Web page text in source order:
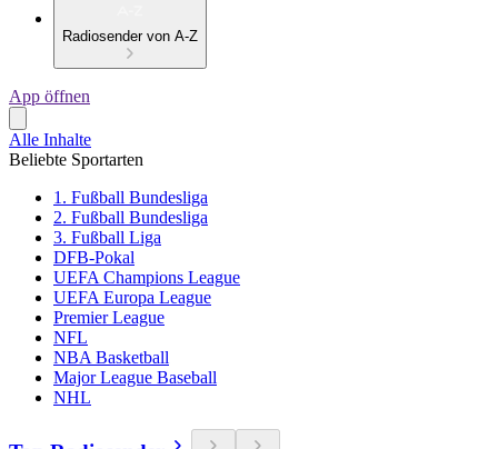
Radiosender von A-Z
App öffnen
Alle Inhalte
Beliebte Sportarten
1. Fußball Bundesliga
2. Fußball Bundesliga
3. Fußball Liga
DFB-Pokal
UEFA Champions League
UEFA Europa League
Premier League
NFL
NBA Basketball
Major League Baseball
NHL